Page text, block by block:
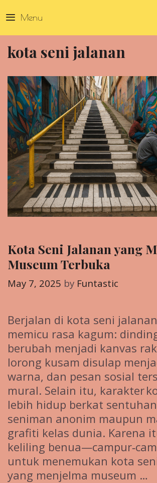
to
content
Menu
kota seni jalanan
Kota Seni Jalanan yang
Museum Terbuka
May 7, 2025 by Funtastic
Berjalan di kota seni
memicu rasa kagum:
berubah menjadi kanvas
lorong kusam disulap
warna, dan pesan sosial
mural. Selain itu, karakter
lebih hidup berkat
seniman anonim maupun
grafiti kelas dunia. Karena
keliling
untuk menemukan kota
yang menjelma museum …